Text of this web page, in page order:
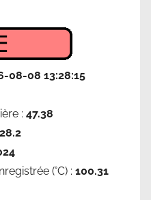
08-08 13:28:15
: 47.38
28.2
(°C) : 100.31